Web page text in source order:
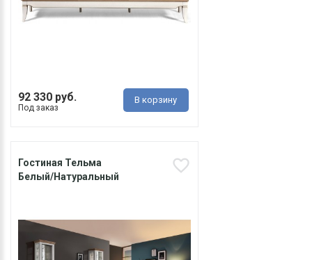
92 330 руб.
Под заказ
В корзину
Гостиная Тельма
Белый/Натуральный